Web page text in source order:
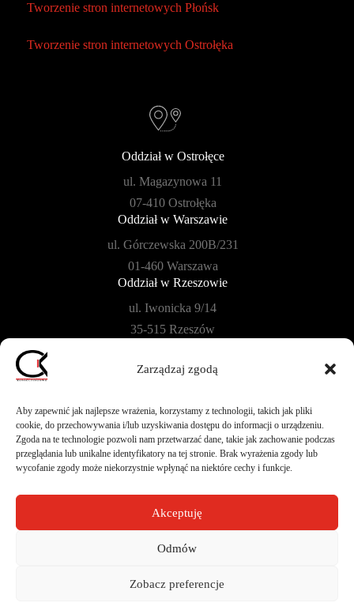
Zarządzaj zgodą
Aby zapewnić jak najlepsze wrażenia, korzystamy z technologii, takich jak pliki
cookie, do przechowywania i/lub uzyskiwania dostępu do informacji o urządzeniu.
Zgoda na te technologie pozwoli nam przetwarzać dane, takie jak zachowanie podczas
przeglądania lub unikalne identyfikatory na tej stronie. Brak wyrażenia zgody lub
wycofanie zgody może niekorzystnie wpłynąć na niektóre cechy i funkcje.
Akceptuję
Odmów
Zobacz preferencje
Tworzenie stron internetowych Płońsk
Tworzenie stron internetowych Ostrołęka
Oddział w Ostrołęce
ul. Magazynowa 11
07-410 Ostrołęka
Oddział w Warszawie
ul. Górczewska 200B/231
01-460 Warszawa
Oddział w Rzeszowie
ul. Iwonicka 9/14
35-515 Rzeszów
ul. Szkolna 104B/40
Design byCIK - Jarosław Gumkowski
Copyright © 2026. All Rights Reserved.